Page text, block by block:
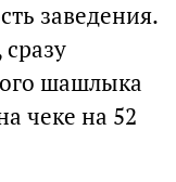
заведения.
шашлыка
чеке на 52